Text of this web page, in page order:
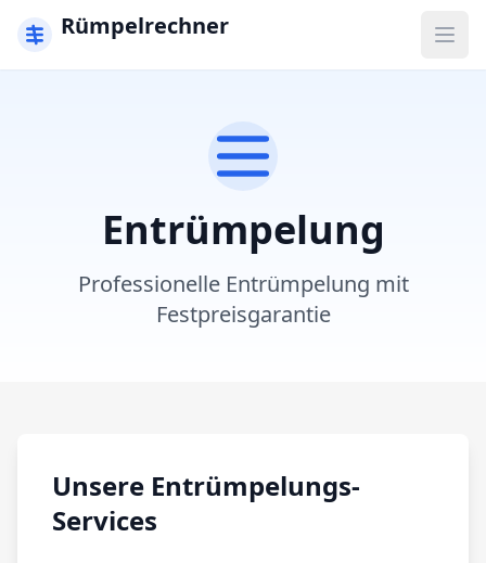
Rümpelrechner
Entrümpelung
Professionelle Entrümpelung mit
Festpreisgarantie
Unsere Entrümpelungs-
Services